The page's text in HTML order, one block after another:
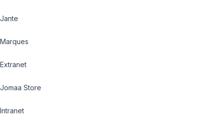
Jante
Marques
Extranet
Jomaa Store
Intranet